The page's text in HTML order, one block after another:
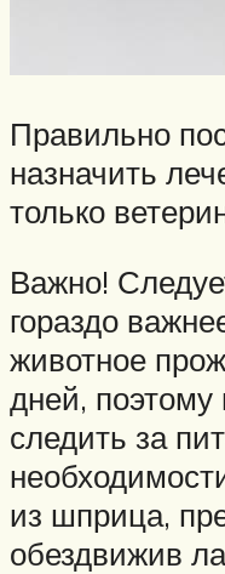
Правильно
назначить
только
Важно!
гораздо
животное
дней,
следить за
из шприца,
обездвижив